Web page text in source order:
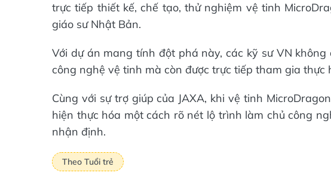
trực tiếp thiết kế, chế tạo, thử nghiệm vệ tinh
giáo sư Nhật Bản.
Với dự án mang tính đột phá này, các kỹ sư VN
công nghệ vệ tinh mà còn được trực tiếp tham gia
Cùng với sự trợ giúp của JAXA, khi vệ tinh
hiện thực hóa một cách rõ nét lộ trình làm chủ công
nhận định.
Theo Tuổi trẻ